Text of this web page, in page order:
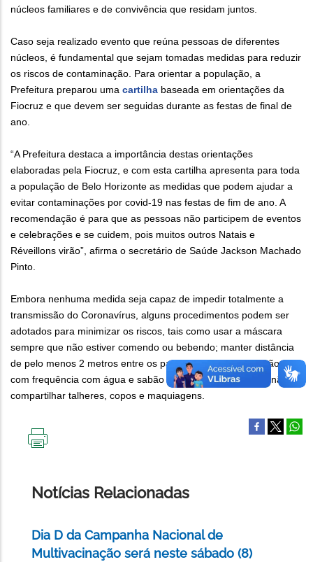
núcleos familiares e de convivência que residam juntos.
Caso seja realizado evento que reúna pessoas de diferentes
núcleos, é fundamental que sejam tomadas medidas para reduzir
os riscos de contaminação. Para orientar a população, a
Prefeitura preparou uma cartilha baseada em orientações da
Fiocruz e que devem ser seguidas durante as festas de final de
ano.
“A Prefeitura destaca a importância destas orientações
elaboradas pela Fiocruz, e com esta cartilha apresenta para toda
a população de Belo Horizonte as medidas que podem ajudar a
evitar contaminações por covid-19 nas festas de fim de ano. A
recomendação é para que as pessoas não participem de eventos
e celebrações e se cuidem, pois muitos outros Natais e
Réveillons virão”, afirma o secretário de Saúde Jackson Machado
Pinto.
Embora nenhuma medida seja capaz de impedir totalmente a
transmissão do Coronavírus, alguns procedimentos podem ser
adotados para minimizar os riscos, tais como usar a máscara
sempre que não estiver comendo ou bebendo; manter distância
de pelo menos 2 metros entre os participantes; lavar as mãos
com frequência com água e sabão ou usar o álcool 70% e não
compartilhar talheres, copos e maquiagens.
Notícias Relacionadas
Dia D da Campanha Nacional de
Multivacinação será neste sábado (8)